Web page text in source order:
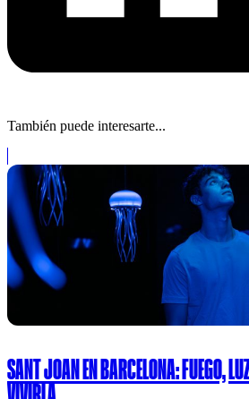
También puede interesarte...
SANT JOAN EN BARCELONA: FUEGO,